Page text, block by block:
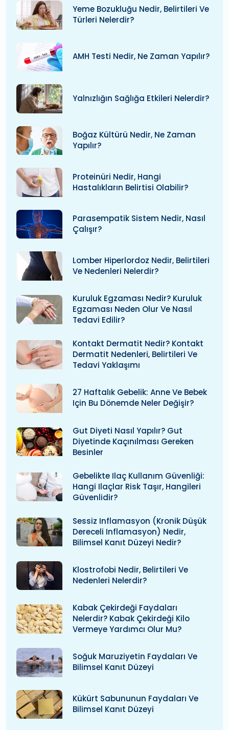
Yeme Bozukluğu Nedir, Belirtileri Ve
Türleri Nelerdir?
AMH Testi Nedir, Ne Zaman Yapılır?
Yalnızlığın Sağlığa Etkileri Nelerdir?
Boğaz Kültürü Nedir, Ne Zaman
Yapılır?
Proteinüri Nedir, Hangi
Hastalıkların Belirtisi Olabilir?
Parasempatik Sistem Nedir, Nasıl
Çalışır?
Lomber Hiperlordoz Nedir, Belirtileri
Ve Nedenleri Nelerdir?
Kuruluk Egzaması Nedir? Kuruluk
Egzaması Neden Olur Ve Nasıl
Tedavi Edilir?
Kontakt Dermatit Nedir? Kontakt
Dermatit Nedenleri, Belirtileri Ve
Tedavi Yaklaşımı
27 Haftalık Gebelik: Anne Ve Bebek
Için Bu Dönemde Neler Değişir?
Gut Diyeti Nasıl Yapılır? Gut
Diyetinde Kaçınılması Gereken
Besinler
Gebelikte Ilaç Kullanım Güvenliği:
Hangi Ilaçlar Risk Taşır, Hangileri
Güvenlidir?
Sessiz Inflamasyon (kronik Düşük
Dereceli Inflamasyon) Nedir,
Bilimsel Kanıt Düzeyi Nedir?
Klostrofobi Nedir, Belirtileri Ve
Nedenleri Nelerdir?
Kabak Çekirdeği Faydaları
Nelerdir? Kabak Çekirdeği Kilo
Vermeye Yardımcı Olur Mu?
Soğuk Maruziyetin Faydaları Ve
Bilimsel Kanıt Düzeyi
Kükürt Sabununun Faydaları Ve
Bilimsel Kanıt Düzeyi